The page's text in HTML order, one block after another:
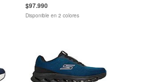
$97.990
Disponible en 2 colores